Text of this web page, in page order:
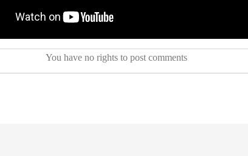
You have no rights to post comments